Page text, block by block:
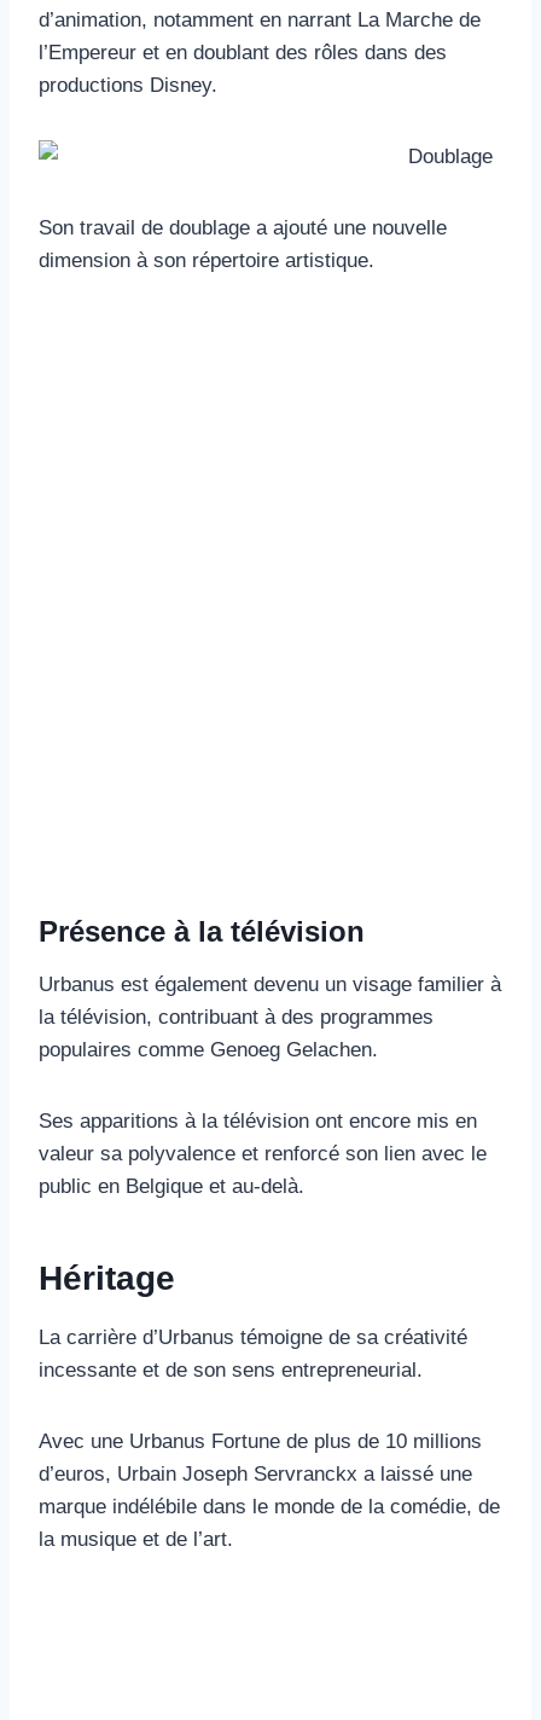
d’animation, notamment en narrant La Marche de
l’Empereur et en doublant des rôles dans des
productions Disney.
Son travail de doublage a ajouté une nouvelle
dimension à son répertoire artistique.
Présence à la télévision
Urbanus est également devenu un visage familier à
la télévision, contribuant à des programmes
populaires comme Genoeg Gelachen.
Ses apparitions à la télévision ont encore mis en
valeur sa polyvalence et renforcé son lien avec le
public en Belgique et au-delà.
Héritage
La carrière d’Urbanus témoigne de sa créativité
incessante et de son sens entrepreneurial.
Avec une Urbanus Fortune de plus de 10 millions
d’euros, Urbain Joseph Servranckx a laissé une
marque indélébile dans le monde de la comédie, de
la musique et de l’art.